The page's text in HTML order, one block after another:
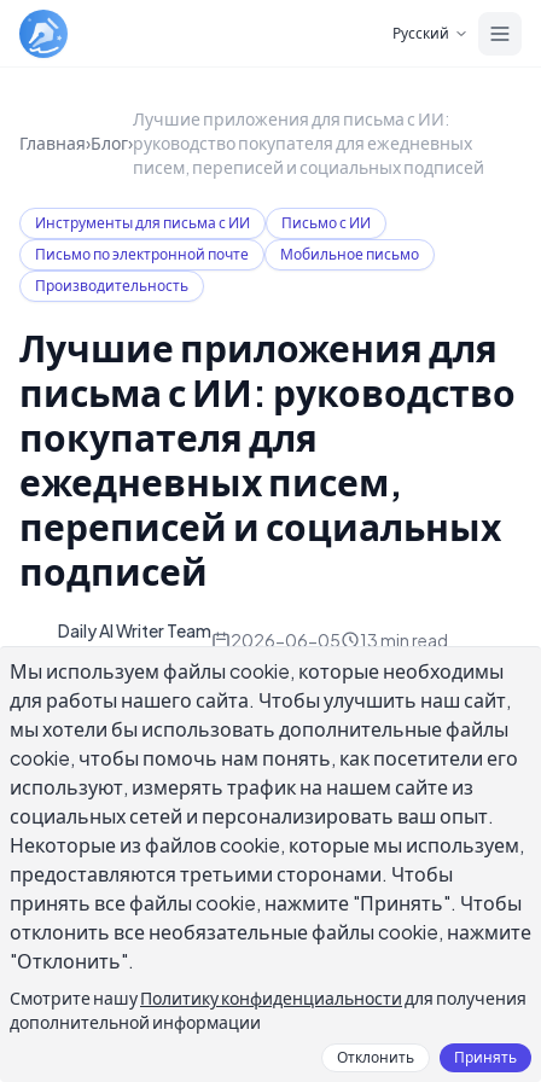
Русский
Главная›Блог›
Лучшие приложения для письма с ИИ:
руководство покупателя для ежедневных
писем, переписей и социальных подписей
Инструменты для письма с ИИ
Письмо с ИИ
Письмо по электронной почте
Мобильное письмо
Производительность
Лучшие приложения для
письма с ИИ: руководство
покупателя для
ежедневных писем,
переписей и социальных
подписей
Daily AI Writer Team
Автор
2026-06-05 13 min read
Выбор лучшего приложения для письма с ИИ
сложнее, чем может показаться. В магазинах
приложений список сотни вариантов,
описания функций быстро смешиваются: «с
поддержкой ИИ», «умные предложения»,
«инструмент переписи». Инструменты,
которые выдерживают ежедневное
использование, — это те, которые
соответствуют тому, что вы на самом деле
Мы используем файлы cookie, которые необходимы
для работы нашего сайта. Чтобы улучшить наш сайт,
мы хотели бы использовать дополнительные файлы
cookie, чтобы помочь нам понять, как посетители его
используют, измерять трафик на нашем сайте из
социальных сетей и персонализировать ваш опыт.
Некоторые из файлов cookie, которые мы используем,
предоставляются третьими сторонами. Чтобы
принять все файлы cookie, нажмите "Принять". Чтобы
отклонить все необязательные файлы cookie, нажмите
"Отклонить".
Смотрите нашуПолитику конфиденциальности для получения
дополнительной информации
Отклонить Принять